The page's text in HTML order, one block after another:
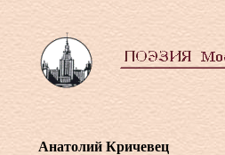
Анатолий Кричевец